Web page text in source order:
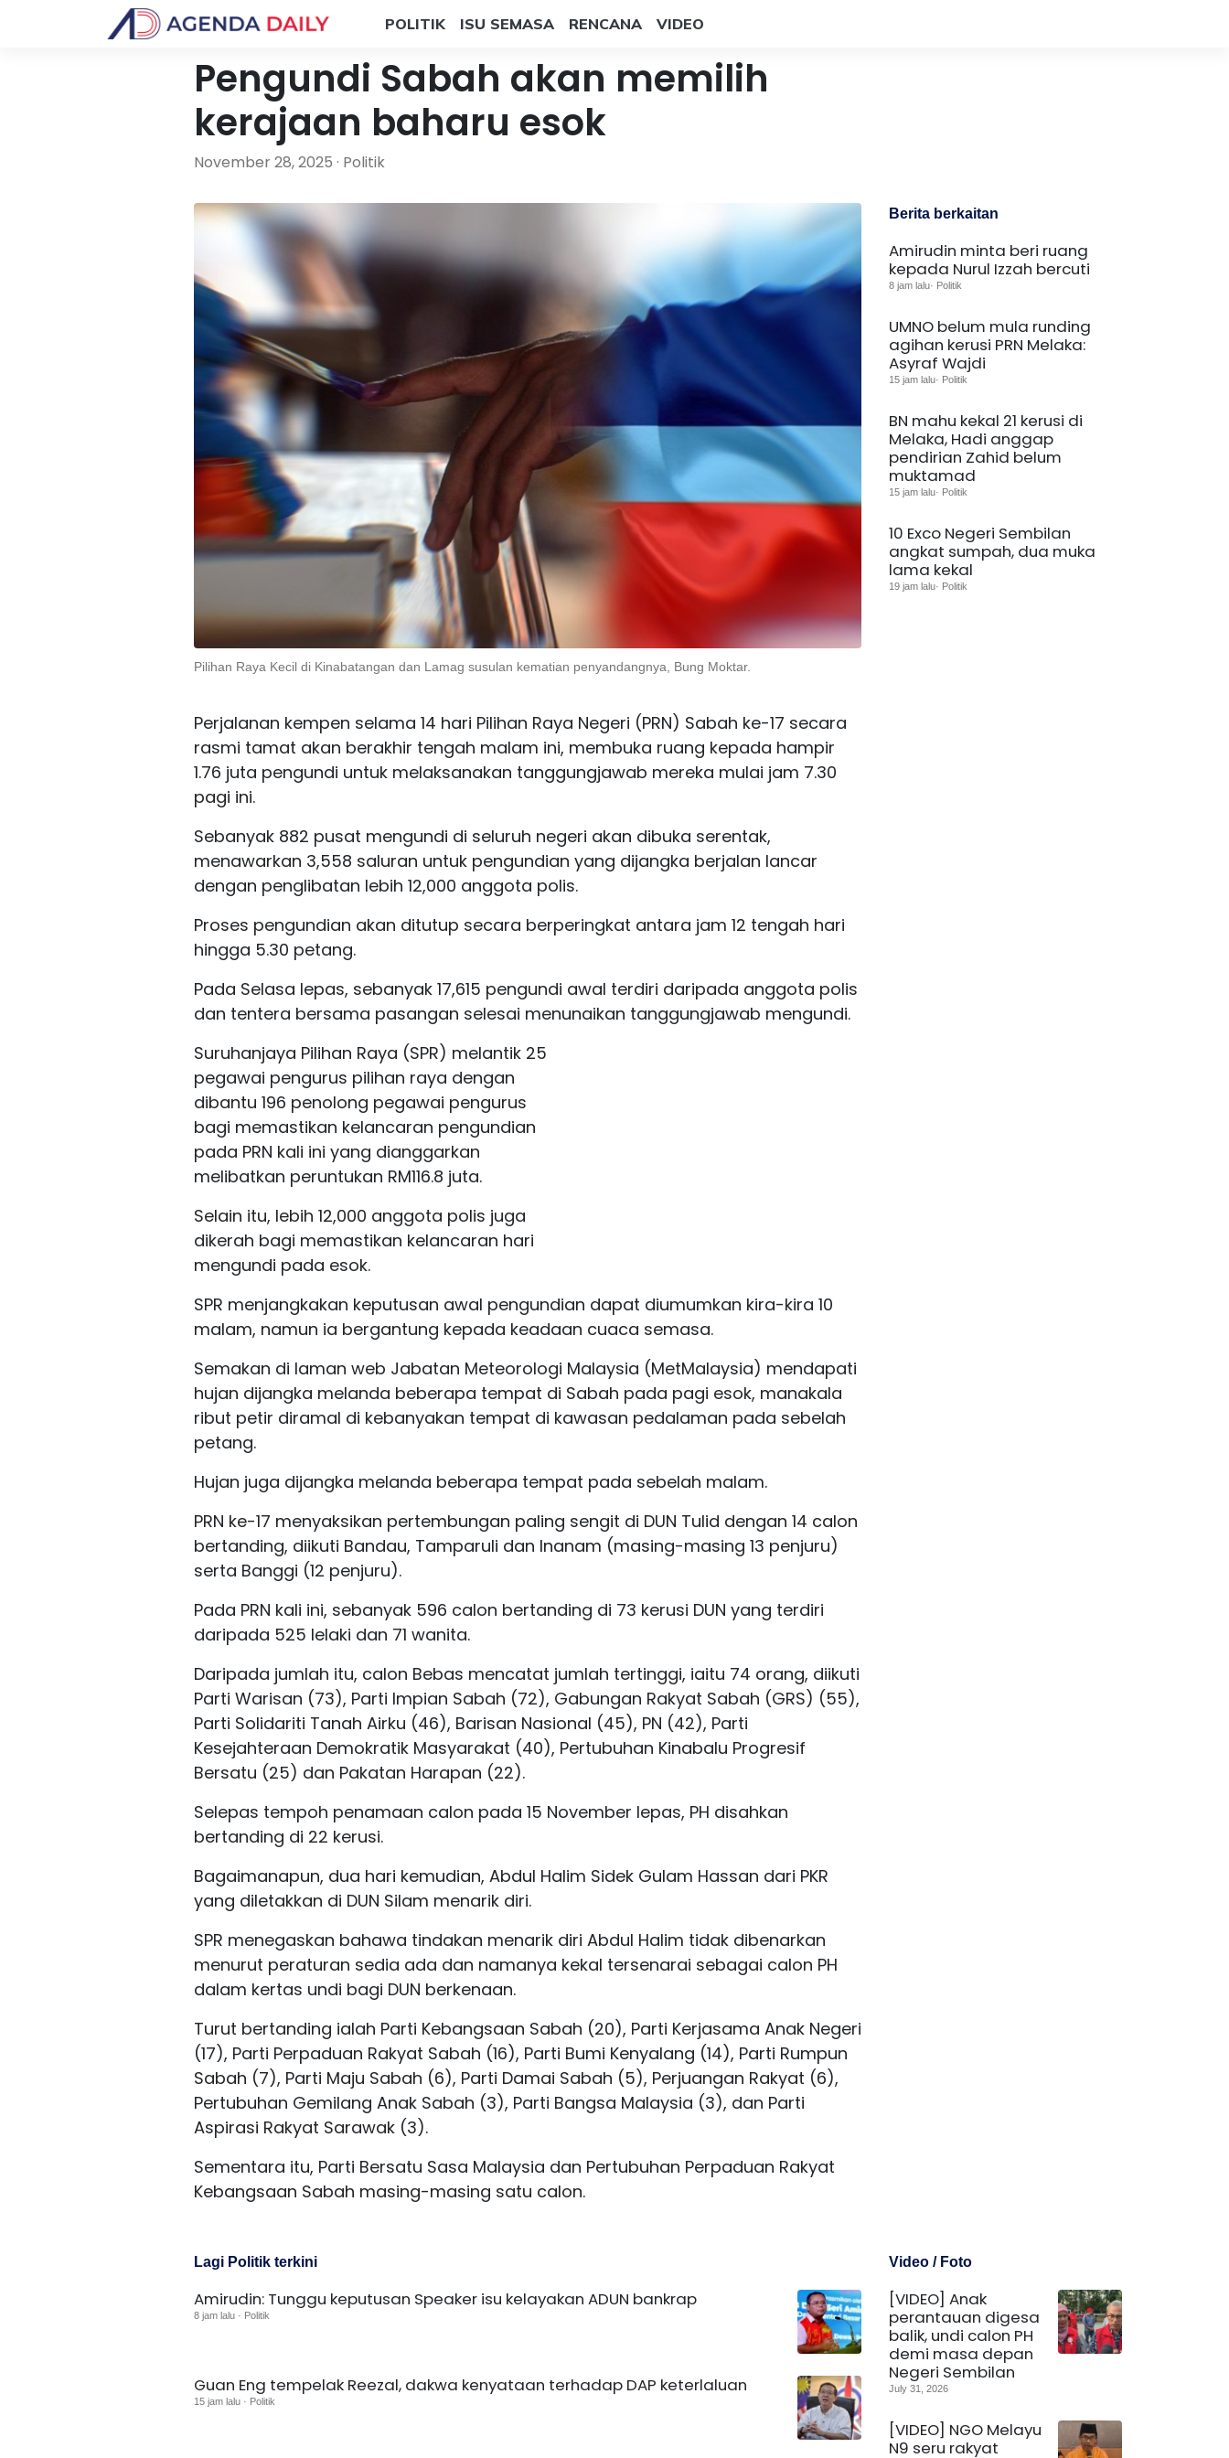
POLITIK ISU SEMASA RENCANA VIDEO
Pengundi Sabah akan memilih
kerajaan baharu esok
November 28, 2025 · Politik
Pilihan Raya Kecil di Kinabatangan dan Lamag susulan kematian penyandangnya, Bung Moktar.
Perjalanan kempen selama 14 hari Pilihan Raya Negeri (PRN) Sabah ke-17 secara
rasmi tamat akan berakhir tengah malam ini, membuka ruang kepada hampir
1.76 juta pengundi untuk melaksanakan tanggungjawab mereka mulai jam 7.30
pagi ini.
Sebanyak 882 pusat mengundi di seluruh negeri akan dibuka serentak,
menawarkan 3,558 saluran untuk pengundian yang dijangka berjalan lancar
dengan penglibatan lebih 12,000 anggota polis.
Proses pengundian akan ditutup secara berperingkat antara jam 12 tengah hari
hingga 5.30 petang.
Pada Selasa lepas, sebanyak 17,615 pengundi awal terdiri daripada anggota polis
dan tentera bersama pasangan selesai menunaikan tanggungjawab mengundi.
Suruhanjaya Pilihan Raya (SPR) melantik 25
pegawai pengurus pilihan raya dengan
dibantu 196 penolong pegawai pengurus
bagi memastikan kelancaran pengundian
pada PRN kali ini yang dianggarkan
melibatkan peruntukan RM116.8 juta.
Selain itu, lebih 12,000 anggota polis juga
dikerah bagi memastikan kelancaran hari
mengundi pada esok.
SPR menjangkakan keputusan awal pengundian dapat diumumkan kira-kira 10
malam, namun ia bergantung kepada keadaan cuaca semasa.
Semakan di laman web Jabatan Meteorologi Malaysia (MetMalaysia) mendapati
hujan dijangka melanda beberapa tempat di Sabah pada pagi esok, manakala
ribut petir diramal di kebanyakan tempat di kawasan pedalaman pada sebelah
petang.
Hujan juga dijangka melanda beberapa tempat pada sebelah malam.
PRN ke-17 menyaksikan pertembungan paling sengit di DUN Tulid dengan 14 calon
bertanding, diikuti Bandau, Tamparuli dan Inanam (masing-masing 13 penjuru)
serta Banggi (12 penjuru).
Pada PRN kali ini, sebanyak 596 calon bertanding di 73 kerusi DUN yang terdiri
daripada 525 lelaki dan 71 wanita.
Daripada jumlah itu, calon Bebas mencatat jumlah tertinggi, iaitu 74 orang, diikuti
Parti Warisan (73), Parti Impian Sabah (72), Gabungan Rakyat Sabah (GRS) (55),
Parti Solidariti Tanah Airku (46), Barisan Nasional (45), PN (42), Parti
Kesejahteraan Demokratik Masyarakat (40), Pertubuhan Kinabalu Progresif
Bersatu (25) dan Pakatan Harapan (22).
Selepas tempoh penamaan calon pada 15 November lepas, PH disahkan
bertanding di 22 kerusi.
Bagaimanapun, dua hari kemudian, Abdul Halim Sidek Gulam Hassan dari PKR
yang diletakkan di DUN Silam menarik diri.
SPR menegaskan bahawa tindakan menarik diri Abdul Halim tidak dibenarkan
menurut peraturan sedia ada dan namanya kekal tersenarai sebagai calon PH
dalam kertas undi bagi DUN berkenaan.
Turut bertanding ialah Parti Kebangsaan Sabah (20), Parti Kerjasama Anak Negeri
(17), Parti Perpaduan Rakyat Sabah (16), Parti Bumi Kenyalang (14), Parti Rumpun
Sabah (7), Parti Maju Sabah (6), Parti Damai Sabah (5), Perjuangan Rakyat (6),
Pertubuhan Gemilang Anak Sabah (3), Parti Bangsa Malaysia (3), dan Parti
Aspirasi Rakyat Sarawak (3).
Sementara itu, Parti Bersatu Sasa Malaysia dan Pertubuhan Perpaduan Rakyat
Kebangsaan Sabah masing-masing satu calon.
Berita berkaitan
Amirudin minta beri ruang
kepada Nurul Izzah bercuti
8 jam lalu· Politik
UMNO belum mula runding
agihan kerusi PRN Melaka:
Asyraf Wajdi
15 jam lalu· Politik
BN mahu kekal 21 kerusi di
Melaka, Hadi anggap
pendirian Zahid belum
muktamad
15 jam lalu· Politik
10 Exco Negeri Sembilan
angkat sumpah, dua muka
lama kekal
19 jam lalu· Politik
Lagi Politik terkini
Amirudin: Tunggu keputusan Speaker isu kelayakan ADUN bankrap
8 jam lalu · Politik
Guan Eng tempelak Reezal, dakwa kenyataan terhadap DAP keterlaluan
15 jam lalu · Politik
Video / Foto
[VIDEO] Anak
perantauan digesa
balik, undi calon PH
demi masa depan
Negeri Sembilan
July 31, 2026
[VIDEO] NGO Melayu
N9 seru rakyat